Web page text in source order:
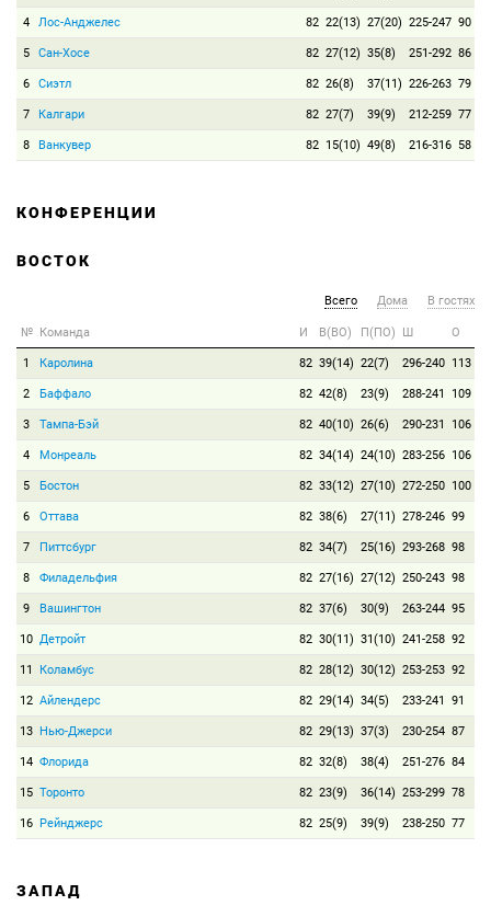
4 Лос-Анджелес 82 22(13) 27(20) 225-247 90
5 Сан-Хосе 82 27(12) 35(8) 251-292 86
6 Сиэтл 82 26(8) 37(11) 226-263 79
7 Калгари 82 27(7) 39(9) 212-259 77
8 Ванкувер 82 15(10) 49(8) 216-316 58
КОНФЕРЕНЦИИ
ВОСТОК
Всего Дома В гостях
№ Команда И В(ВО) П(ПО) Ш О
1 Каролина 82 39(14) 22(7) 296-240 113
2 Баффало 82 42(8) 23(9) 288-241 109
3 Тампа-Бэй 82 40(10) 26(6) 290-231 106
4 Монреаль 82 34(14) 24(10) 283-256 106
5 Бостон 82 33(12) 27(10) 272-250 100
6 Оттава 82 38(6) 27(11) 278-246 99
7 Питтсбург 82 34(7) 25(16) 293-268 98
8 Филадельфия 82 27(16) 27(12) 250-243 98
9 Вашингтон 82 37(6) 30(9) 263-244 95
10 Детройт 82 30(11) 31(10) 241-258 92
11 Коламбус 82 28(12) 30(12) 253-253 92
12 Айлендерс 82 29(14) 34(5) 233-241 91
13 Нью-Джерси 82 29(13) 37(3) 230-254 87
14 Флорида 82 32(8) 38(4) 251-276 84
15 Торонто 82 23(9) 36(14) 253-299 78
16 Рейнджерс 82 25(9) 39(9) 238-250 77
ЗАПАД